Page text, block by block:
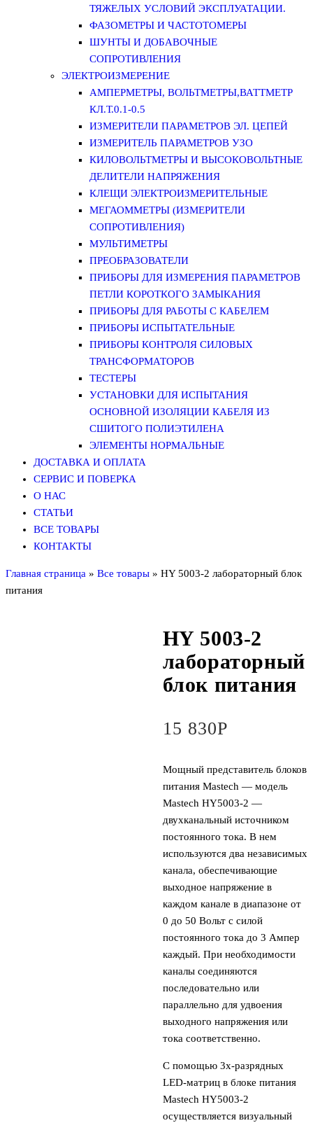
ТЯЖЕЛЫХ УСЛОВИЙ ЭКСПЛУАТАЦИИ.
ФАЗОМЕТРЫ И ЧАСТОТОМЕРЫ
ШУНТЫ И ДОБАВОЧНЫЕ
СОПРОТИВЛЕНИЯ
ЭЛЕКТРОИЗМЕРЕНИЕ
АМПЕРМЕТРЫ, ВОЛЬТМЕТРЫ,ВАТТМЕТР
КЛ.Т.0.1-0.5
ИЗМЕРИТЕЛИ ПАРАМЕТРОВ ЭЛ. ЦЕПЕЙ
ИЗМЕРИТЕЛЬ ПАРАМЕТРОВ УЗО
КИЛОВОЛЬТМЕТРЫ И ВЫСОКОВОЛЬТНЫЕ
ДЕЛИТЕЛИ НАПРЯЖЕНИЯ
КЛЕЩИ ЭЛЕКТРОИЗМЕРИТЕЛЬНЫЕ
МЕГАОММЕТРЫ (ИЗМЕРИТЕЛИ
СОПРОТИВЛЕНИЯ)
МУЛЬТИМЕТРЫ
ПРЕОБРАЗОВАТЕЛИ
ПРИБОРЫ ДЛЯ ИЗМЕРЕНИЯ ПАРАМЕТРОВ
ПЕТЛИ КОРОТКОГО ЗАМЫКАНИЯ
ПРИБОРЫ ДЛЯ РАБОТЫ С КАБЕЛЕМ
ПРИБОРЫ ИСПЫТАТЕЛЬНЫЕ
ПРИБОРЫ КОНТРОЛЯ СИЛОВЫХ
ТРАНСФОРМАТОРОВ
ТЕСТЕРЫ
УСТАНОВКИ ДЛЯ ИСПЫТАНИЯ
ОСНОВНОЙ ИЗОЛЯЦИИ КАБЕЛЯ ИЗ
СШИТОГО ПОЛИЭТИЛЕНА
ЭЛЕМЕНТЫ НОРМАЛЬНЫЕ
ДОСТАВКА И ОПЛАТА
СЕРВИС И ПОВЕРКА
О НАС
СТАТЬИ
ВСЕ ТОВАРЫ
КОНТАКТЫ
Главная страница » Все товары » HY 5003-2 лабораторный блок
питания
HY 5003-2
лабораторный
блок питания
15 830Р
Мощный представитель блоков
питания Mastech — модель
Mastech HY5003-2 —
двухканальный источником
постоянного тока. В нем
используются два независимых
канала, обеспечивающие
выходное напряжение в
каждом канале в диапазоне от
0 до 50 Вольт с силой
постоянного тока до 3 Ампер
каждый. При необходимости
каналы соединяются
последовательно или
параллельно для удвоения
выходного напряжения или
тока соответственно.
С помощью 3х-разрядных
LED-матриц в блоке питания
Mastech HY5003-2
осуществляется визуальный